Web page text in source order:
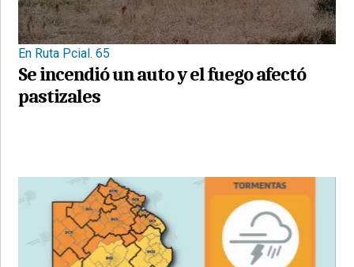
En Ruta Pcial. 65
Se incendió un auto y el fuego afectó
pastizales